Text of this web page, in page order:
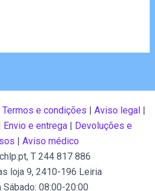
Termos e condições | Aviso legal |
Envio e entrega | Devoluções e
| Aviso médico
, T 244 817 886
loja 9, 2410-196 Leiria
Sábado: 08:00-20:00